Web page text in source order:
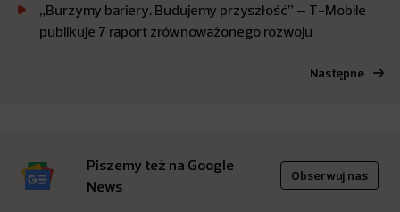
„Burzymy bariery. Budujemy przyszłość” – T-Mobile
publikuje 7 raport zrównoważonego rozwoju
Następne
Piszemy też na Google
News
Obserwuj nas